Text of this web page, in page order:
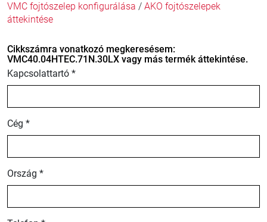
VMC fojtószelep konfigurálása / AKO fojtószelepek
áttekintése
Cikkszámra vonatkozó megkeresésem:
VMC40.04HTEC.71N.30LX vagy más termék áttekintése.
Kapcsolattartó *
Cég *
Ország *